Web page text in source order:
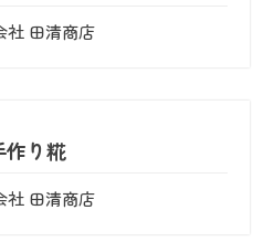
社 田清商店
作り糀
社 田清商店